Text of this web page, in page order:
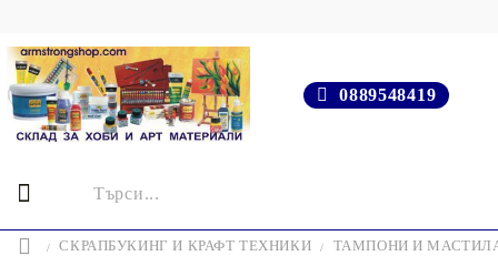
0889548419
СКРАПБУКИНГ И КРАФТ ТЕХНИКИ ТАМПОНИ И